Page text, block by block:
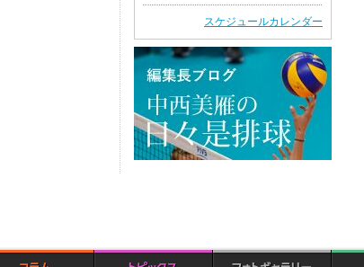
スケジュールカレンダー